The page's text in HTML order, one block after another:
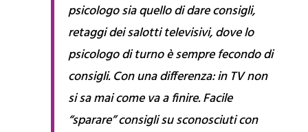
psicologo sia quello di dare consigli,
retaggi dei salotti televisivi, dove lo
psicologo di turno è sempre fecondo di
consigli. Con una differenza: in TV non
si sa mai come va a finire. Facile
“sparare” consigli su sconosciuti con